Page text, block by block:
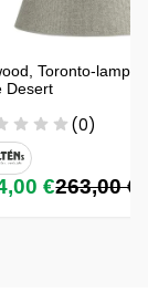
Toronto-
Desert
(0)
€263,00 €